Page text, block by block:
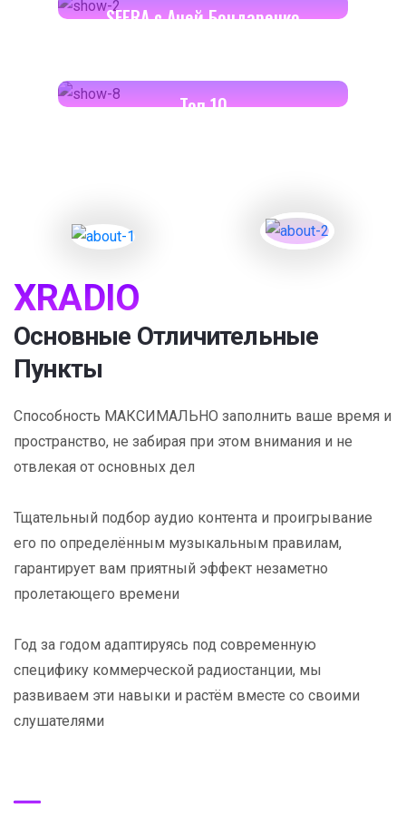
SFERA с Аней Бондаренко
Toп 10
XRADIO
Основные Отличительные
Пункты
Способность МАКСИМАЛЬНО заполнить ваше время и
пространство, не забирая при этом внимания и не
отвлекая от основных дел
Тщательный подбор аудио контента и проигрывание
его по определённым музыкальным правилам,
гарантирует вам приятный эффект незаметно
пролетающего времени
Год за годом адаптируясь под современную
специфику коммерческой радиостанции, мы
развиваем эти навыки и растём вместе со своими
слушателями